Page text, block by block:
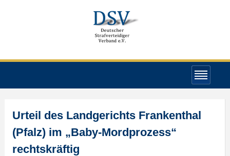
Urteil des Landgerichts Frankenthal
(Pfalz) im „Baby-Mordprozess“
rechtskräftig